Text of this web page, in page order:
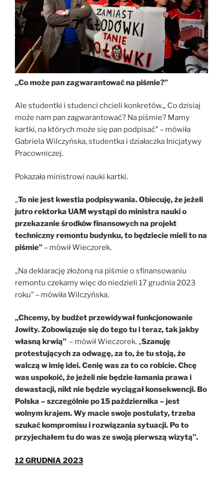
„Co może pan zagwarantować na piśmie?”
Ale studentki i studenci chcieli konkretów.„ Co dzisiaj
może nam pan zagwarantować? Na piśmie? Mamy
kartki, na których może się pan podpisać” – mówiła
Gabriela Wilczyńska, studentka i działaczka Inicjatywy
Pracowniczej.
Pokazała ministrowi nauki kartki.
„To nie jest kwestia podpisywania. Obiecuję, że jeżeli
jutro rektorka UAM wystąpi do ministra nauki o
przekazanie środków finansowych na projekt
techniczny remontu budynku, to będziecie mieli to na
piśmie” – mówił Wieczorek.
„Na deklarację złożoną na piśmie o sfinansowaniu
remontu czekamy więc do niedzieli 17 grudnia 2023
roku” – mówiła Wilczyńska.
„Chcemy, by budżet przewidywał funkcjonowanie
Jowity. Zobowiązuje się do tego tu i teraz, tak jakby
własną krwią” – mówił Wieczorek. „Szanuję
protestujących za odwagę, za to, że tu stoją, że
walczą w imię idei. Cenię was za to co robicie. Chcę
was uspokoić, że jeżeli nie będzie łamania prawa i
dewastacji, nikt nie będzie wyciągał konsekwencji. Bo
Polska – szczególnie po 15 października – jest
wolnym krajem. Wy macie swoje postulaty, trzeba
szukać kompromisu i rozwiązania sytuacji. Po to
przyjechałem tu do was ze swoją pierwszą wizytą”.
12 GRUDNIA 2023